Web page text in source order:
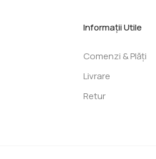
Informații Utile
Comenzi & Plăți
Livrare
Retur